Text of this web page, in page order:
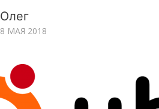
Олег
8 МАЯ 2018